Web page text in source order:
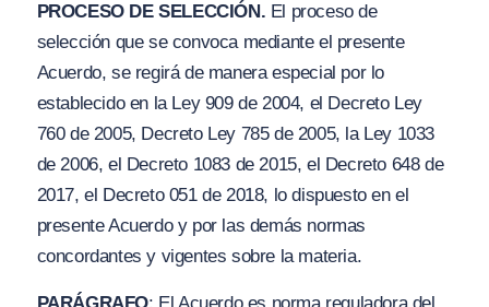
PROCESO DE SELECCIÓN. El proceso de
selección que se convoca mediante el presente
Acuerdo, se regirá de manera especial por lo
establecido en la Ley 909 de 2004, el Decreto Ley
760 de 2005, Decreto Ley 785 de 2005, la Ley 1033
de 2006, el Decreto 1083 de 2015, el Decreto 648 de
2017, el Decreto 051 de 2018, lo dispuesto en el
presente Acuerdo y por las demás normas
concordantes y vigentes sobre la materia.